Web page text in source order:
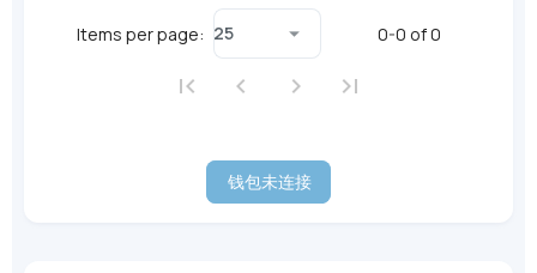
Items per page: 25 0-0 of 0
钱包未连接